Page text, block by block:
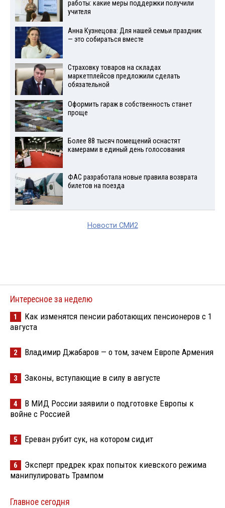
работы: какие меры поддержки получили
учителя
Анна Кузнецова: Для нашей семьи праздник
— это собираться вместе
Страховку товаров на складах
маркетплейсов предложили сделать
обязательной
Оформить гараж в собственность станет
проще
Более 88 тысяч помещений оснастят
камерами в единый день голосования
ФАС разработала новые правила возврата
билетов на поезда
Новости СМИ2
Интересное за неделю
1
Как изменятся пенсии работающих пенсионеров с 1
августа
2 Владимир Джабаров — о том, зачем Европе Армения
3 Законы, вступающие в силу в августе
4
В МИД России заявили о подготовке Европы к
войне с Россией
5 Ереван рубит сук, на котором сидит
6
Эксперт предрек крах попыток киевского режима
манипулировать Трампом
Главное сегодня